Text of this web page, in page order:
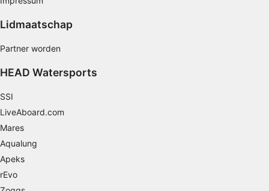
Lidmaatschap
Partner worden
HEAD Watersports
SSI
LiveAboard.com
Mares
Aqualung
Apeks
rEvo